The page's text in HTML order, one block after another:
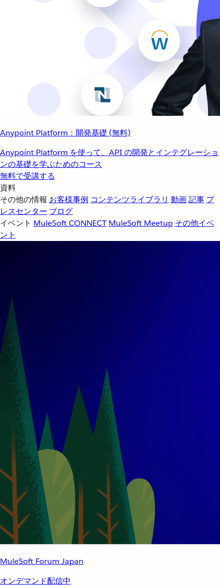
Anypoint Platform：開発基礎 (無料)
Anypoint Platform を使って、API の開発とインテグレーショ
ンの基礎を学ぶためのコース
無料で受講する
資料
その他の情報 お客様事例 コンテンツライブラリ 動画記事 プ
レスセンター ブログ
イベント MuleSoft CONNECT MuleSoft Meetup その他イベ
ント
MuleSoft Forum Japan
オンデマンド配信中